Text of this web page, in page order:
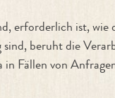
erforderlich ist, wie
sind, beruht die
Fällen von